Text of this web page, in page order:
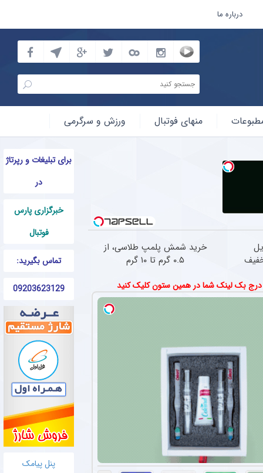
درباره ما
بهترین باشگاه های جهان + سند
منهای فوتبال ورزش و سرگرمی
برای تبلیغات و رپرتاژ
در
خبرگزاری پارس
فوتبال
تماس بگیرید:
09203623129
پنل پیامک
خرید شمش پلمپ طلاسی، از
۰.۵ گرم تا ۱۰ گرم
گل های ستاره منچستریونایتد و گزینه خرید یوونتوس
درج بک لینک شما در همین ستون کلیک کنید